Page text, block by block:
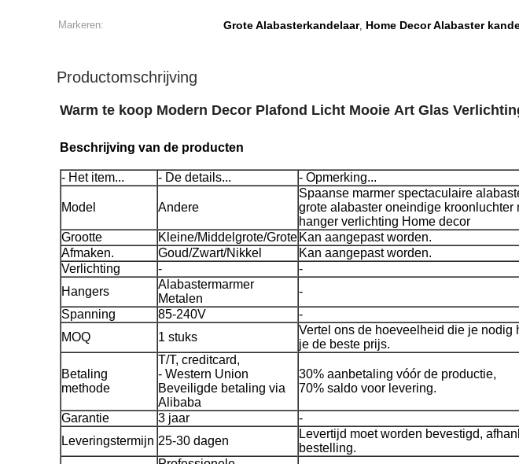
Markeren: Grote Alabasterkandelaar, Home Decor Alabaster
Productomschrijving
Warm te koop Modern Decor Plafond Licht Mooie Art Glas
Beschrijving van de producten
- Het item... - De details... - Opmerking...
Model Andere
Spaanse marmer spectaculaire
grote alabaster oneindige kroonluchter
hanger verlichting Home decor
Grootte
Kleine/Middelgrote/Grote Kan aangepast worden.
Afmaken.
Goud/Zwart/Nikkel
Kan aangepast worden.
Verlichting
-
-
Hangers
Alabastermarmer
Metalen
-
Spanning
85-240V
-
MOQ
1 stuks
Vertel ons de hoeveelheid die je nodig
je de beste prijs.
Betaling
methode
T/T, creditcard,
- Western Union
Beveiligde betaling via
Alibaba
30% aanbetaling vóór de productie,
70% saldo voor levering.
Garantie 3 jaar
-
Leveringstermijn 25-30 dagen
Levertijd moet worden bevestigd,
bestelling.